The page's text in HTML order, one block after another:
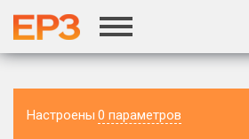
Настроены 0 параметров